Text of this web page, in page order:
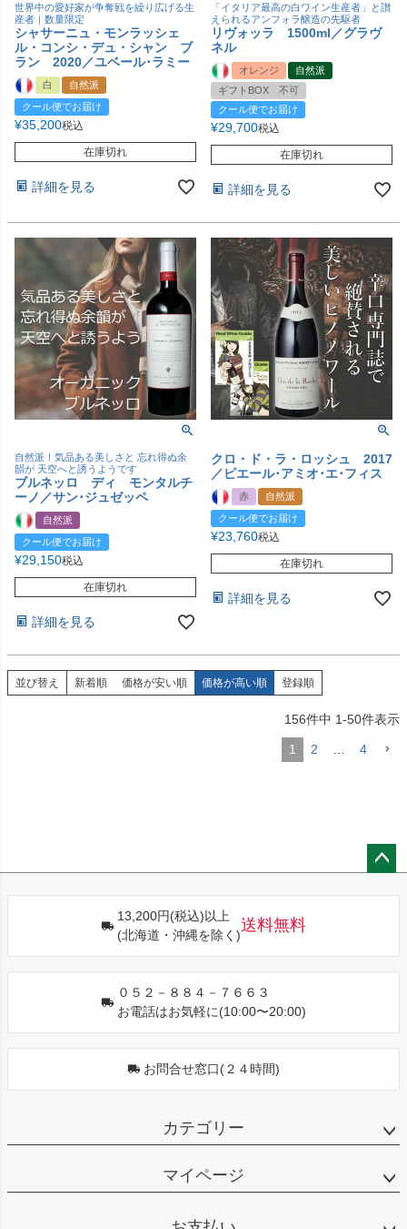
世界中の愛好家が争奪戦を繰り広げる生
産者｜数量限定
シャサーニュ・モンラッシェ
ル・コンシ・デュ・シャン ブ
ラン 2020／ユベール･ラミー
白
自然派
クール便でお届け
¥35,200税込
在庫切れ
詳細を見る
「イタリア最高の白ワイン生産者」と讃
えられるアンフォラ醸造の先駆者
リヴォッラ 1500ml／グラヴ
ネル
オレンジ
自然派
ギフトBOX 不可
クール便でお届け
¥29,700税込
在庫切れ
詳細を見る
自然派！気品ある美しさと 忘れ得ぬ余
韻が 天空へと誘うようです
ブルネッロ ディ モンタルチ
ーノ／サン･ジュゼッペ
自然派
クール便でお届け
¥29,150税込
在庫切れ
詳細を見る
クロ・ド・ラ・ロッシュ 2017
／ピエール･アミオ･エ･フィス
赤
自然派
クール便でお届け
¥23,760税込
在庫切れ
詳細を見る
並び替え 新着順 価格が安い順 価格が高い順 登録順
156件中 1-50件表示
1 2 4
13,200円(税込)以上
(北海道・沖縄を除く)
送料無料
０５２－８８４－７６６３
お電話はお気軽に(10:00〜20:00)
お問合せ窓口(２４時間)
カテゴリー
マイページ